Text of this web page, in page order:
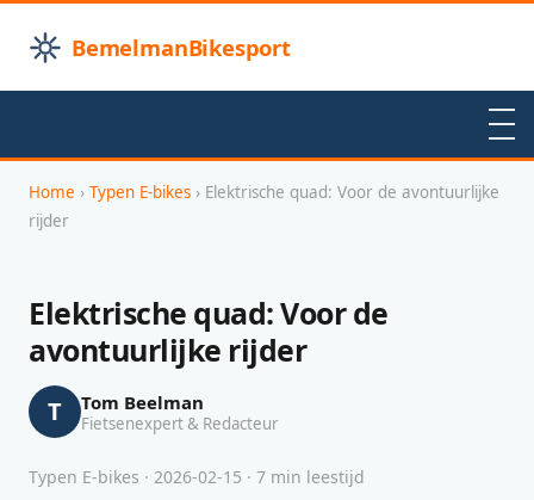
BemelmanBikesport
Home › Typen E-bikes › Elektrische quad: Voor de avontuurlijke
rijder
Elektrische quad: Voor de
avontuurlijke rijder
T Tom Beelman
Fietsenexpert & Redacteur
Typen E-bikes · 2026-02-15 · 7 min leestijd